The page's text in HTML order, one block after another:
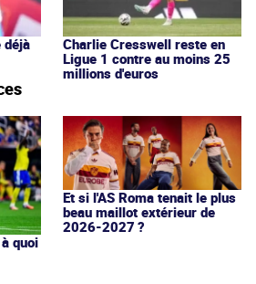
déjà
Charlie Cresswell reste en
Ligue 1 contre au moins 25
millions d'euros
quoi
Et si l'AS Roma tenait le plus
beau maillot extérieur de
2026-2027 ?